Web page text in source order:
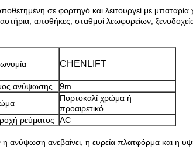
σε φορτηγό και λειτουργεί με μπαταρία
αποθήκες, σταθμοί λεωφορείων,
CHENLIFT
ανύψωσης
9m
Πορτοκαλί χρώμα ή
προαιρετικό
ρεύματος AC
ανύψωση ανεβαίνει, η ευρεία πλατφόρμα και η